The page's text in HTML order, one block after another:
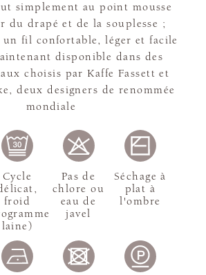
simplement au point mousse
du drapé et de la souplesse ;
un fil confortable, léger et facile
disponible dans des
choisis par Kaffe Fassett et
deux designers de renommée
mondiale
Cycle
froid
laine)
Pas de
chlore ou
eau de
javel
Séchage à
plat à
l'ombre